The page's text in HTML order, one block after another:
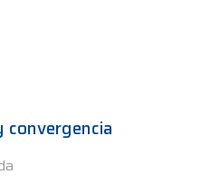
convergencia